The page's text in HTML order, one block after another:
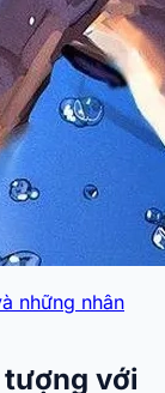
những nhân
tượng với